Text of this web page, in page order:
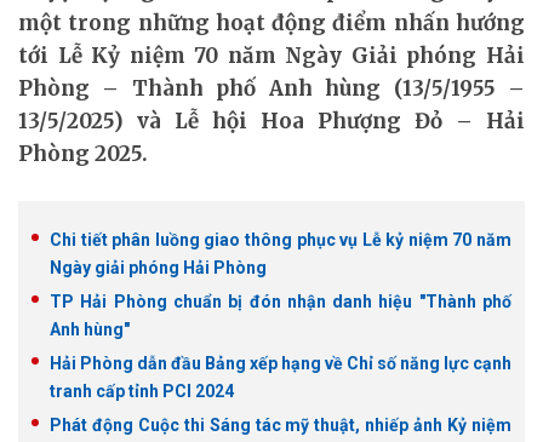
một trong những hoạt động điểm nhấn hướng
tới Lễ Kỷ niệm 70 năm Ngày Giải phóng Hải
Phòng – Thành phố Anh hùng (13/5/1955 –
13/5/2025) và Lễ hội Hoa Phượng Đỏ – Hải
Phòng 2025.
Chi tiết phân luồng giao thông phục vụ Lễ kỷ niệm 70 năm
Ngày giải phóng Hải Phòng
TP Hải Phòng chuẩn bị đón nhận danh hiệu "Thành phố
Anh hùng"
Hải Phòng dẫn đầu Bảng xếp hạng về Chỉ số năng lực cạnh
tranh cấp tỉnh PCI 2024
Phát động Cuộc thi Sáng tác mỹ thuật, nhiếp ảnh Kỷ niệm